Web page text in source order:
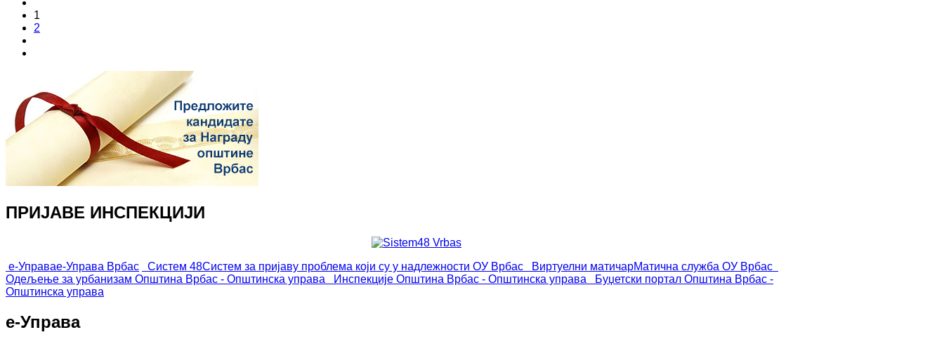
1
2
ПРИЈАВЕ ИНСПЕКЦИЈИ
е-Управае-Управа Врбас Систем 48Систем за пријаву проблема који су у надлежности ОУ Врбас Виртуелни матичарМатична служба ОУ Врбас
Одељење за урбанизам Општина Врбас - Општинска управа Инспекције Општина Врбас - Општинска управа Буџетски портал Општина Врбас -
Општинска управа
е-Управа